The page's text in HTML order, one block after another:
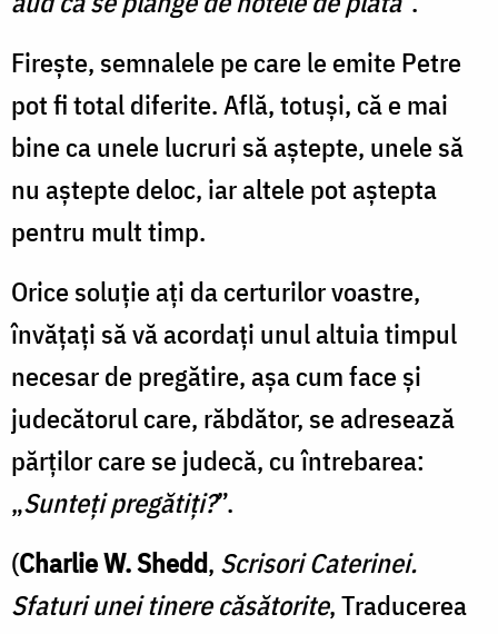
Fireşte, semnalele pe care le emite Petre
pot fi total diferite. Află, totuşi, că e mai
bine ca unele lucruri să aştepte, unele să
nu aştepte deloc, iar altele pot aştepta
pentru mult timp.
Orice soluţie aţi da certurilor voastre,
învăţaţi să vă acordaţi unul altuia timpul
necesar de pregătire, aşa cum face şi
judecătorul care, răbdător, se adresează
părţilor care se judecă, cu întrebarea:
„Sunteţi pregătiţi?”.
(Charlie W. Shedd, Scrisori Caterinei.
Sfaturi unei tinere căsătorite, Traducerea